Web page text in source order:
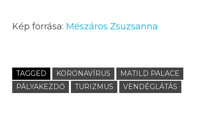
Kép forrása: Mészáros Zsuzsanna
TAGGED KORONAVÍRUS
MATILD PALACE
PÁLYAKEZDŐ
TURIZMUS VENDÉGLÁTÁS